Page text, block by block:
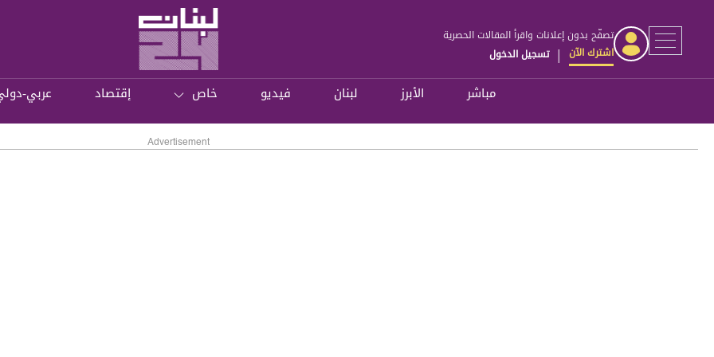
تصفّح بدون إعلانات واقرأ المقالات الحصرية
اشترك الآن | تسجيل الدخول
مباشر الأبرز لبنان فيديو خاص إقتصاد عربي-
Advertisement